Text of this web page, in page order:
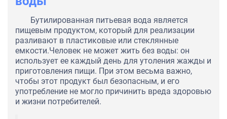
Бутилированная питьевая вода является
пищевым продуктом, который для реализации
разливают в пластиковые или стеклянные
емкости.Человек не может жить без воды: он
использует ее каждый день для утоления жажды и
приготовления пищи. При этом весьма важно,
чтобы этот продукт был безопасным, и его
употребление не могло причинить вреда здоровью
и жизни потребителей.